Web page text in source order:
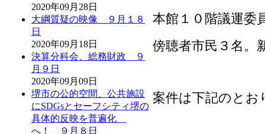
2020年09月28日
大綱質疑の映像 ９月１８
日
2020年09月18日
決算分科会、総務財政 ９
月９日
2020年09月09日
堺市の公的空間、公共施設
にSDGsとセーフシティ堺の
具体的反映を普遍化
へ！ ９月８日
本館１０階議運委
傍聴者市民３名。
案件は下記のとお